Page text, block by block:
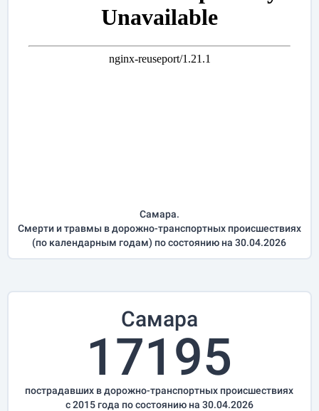
Самара.
Смерти и травмы в дорожно-транспортных происшествиях
(по календарным годам) по состоянию на 30.04.2026
Самара
17195
пострадавших в дорожно-транспортных происшествиях
с 2015 года по состоянию на 30.04.2026